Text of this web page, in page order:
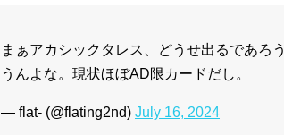
まぁアカシックタレス、どうせ出るであろ
うんよな。現状ほぼAD限カードだし。
— flat- (@flating2nd) July 16, 2024